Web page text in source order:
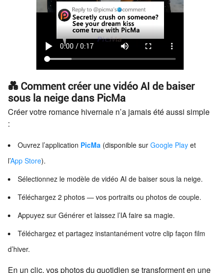
💑 Comment créer une vidéo AI de baiser
sous la neige dans PicMa
Créer votre romance hivernale n’a jamais été aussi simple
:
Ouvrez l’application PicMa (disponible sur Google Play et
l’App Store).
Sélectionnez le modèle de vidéo AI de baiser sous la neige.
Téléchargez 2 photos — vos portraits ou photos de couple.
Appuyez sur Générer et laissez l’IA faire sa magie.
Téléchargez et partagez instantanément votre clip façon film
d’hiver.
En un clic, vos photos du quotidien se transforment en une